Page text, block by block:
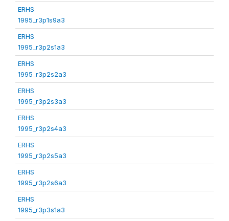
ERHS
1995_r3p1s9a3
ERHS
1995_r3p2s1a3
ERHS
1995_r3p2s2a3
ERHS
1995_r3p2s3a3
ERHS
1995_r3p2s4a3
ERHS
1995_r3p2s5a3
ERHS
1995_r3p2s6a3
ERHS
1995_r3p3s1a3